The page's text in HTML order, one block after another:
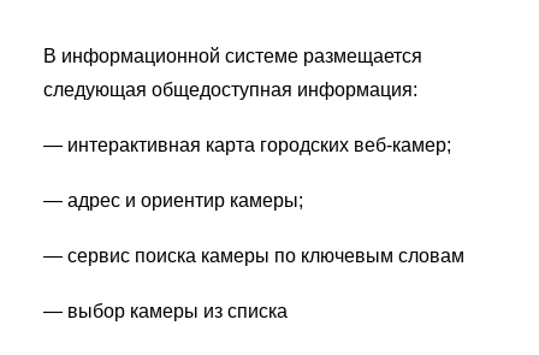
В информационной системе размещается
следующая общедоступная информация:
— интерактивная карта городских веб-камер;
— адрес и ориентир камеры;
— сервис поиска камеры по ключевым словам
— выбор камеры из списка